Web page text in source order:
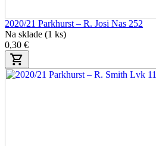
2020/21 Parkhurst – R. Josi Nas 252
Na sklade (1 ks)
0,30 €